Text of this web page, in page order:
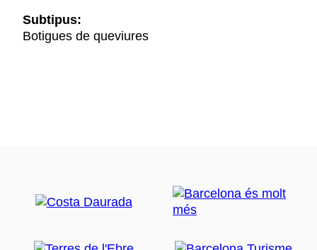
Subtipus:
Botigues de queviures